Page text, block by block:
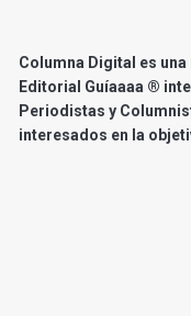
Columna Digital es
Editorial Guíaaaa ®
Periodistas y
interesados en la